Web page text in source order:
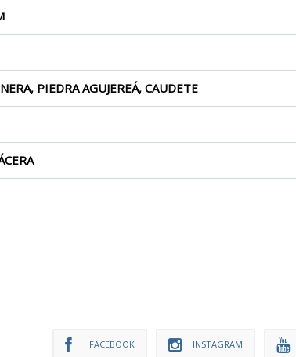
PIEDRA AGUJEREÁ, CAUDETE
FACEBOOK INSTAGRAM